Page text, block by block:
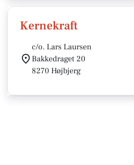
Kernekraft
c/o. Lars Laursen
Bakkedraget 20
8270 Højbjerg